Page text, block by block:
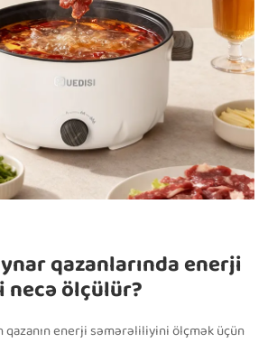
qazanlarında enerji
ölçülür?
qazanın enerji səmərəliliyini ölçmək üçün